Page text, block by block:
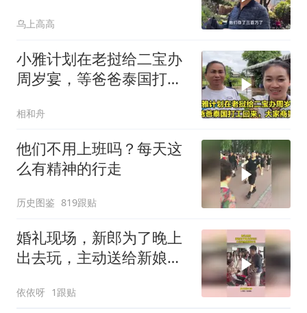
乌上高高
小雅计划在老挝给二宝办
周岁宴，等爸爸泰国打工
相和舟
他们不用上班吗？每天这
么有精神的行走
历史图鉴 819跟贴
婚礼现场，新郎为了晚上
出去玩，主动送给新娘包
依依呀 1跟贴